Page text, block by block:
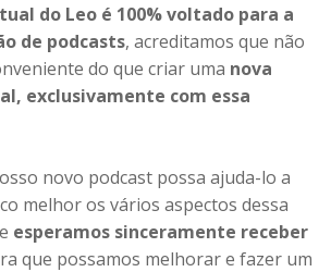
do Leo é 100% voltado para a
de podcasts, acreditamos que não
do que criar uma nova
exclusivamente com essa
novo podcast possa ajuda-lo a
melhor os vários aspectos dessa
esperamos sinceramente receber
que possamos melhorar e fazer um